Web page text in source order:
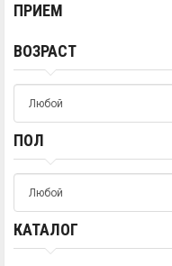
ПРИЕМ
ВОЗРАСТ
ПОЛ
КАТАЛОГ